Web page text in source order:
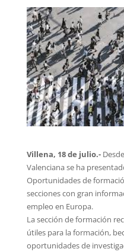
Villena, 18 de julio.-
Valenciana se ha
Oportunidades de
secciones con gran
empleo en Europa.
La sección de formación
útiles para la formación,
oportunidades de